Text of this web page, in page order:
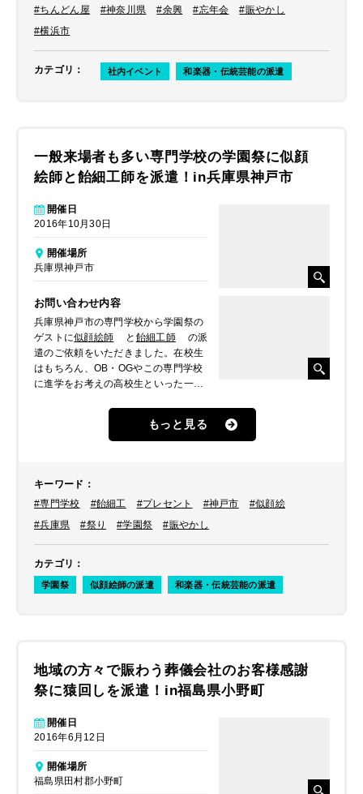
#ちんどん屋 #神奈川県 #余興 #忘年会
#賑やかし
#横浜市
カテゴリ ： 社内イベント 和楽器・伝統芸能の派遣
一般来場者も多い専門学校の学園祭に似顔
絵師と飴細工師を派遣！in兵庫県神戸市
開催日
2016年10月30日
開催場所
兵庫県神戸市
お問い合わせ内容
兵庫県神戸市の専門学校から学園祭の
ゲストに似顔絵師 と 飴細工師
の派
遣のご依頼をいただきました。在校生
はもちろん、OB・OGやこの専門学校
に進学をお考えの高校生といった一般
で、みなさんに楽しんでもらえる企画
にしたいとおっしゃられていました。
もっと見る
キーワード ：
#専門学校
#飴細工 #プレセント #神戸市
#似顔絵
#兵庫県
#祭り #学園祭 #賑やかし
カテゴリ ：
学園祭 似顔絵師の派遣 和楽器・伝統芸能の派遣
地域の方々で賑わう葬儀会社のお客様感謝
祭に猿回しを派遣！in福島県小野町
開催日
2016年6月12日
開催場所
福島県田村郡小野町